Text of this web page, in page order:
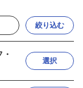
絞り込む
選択